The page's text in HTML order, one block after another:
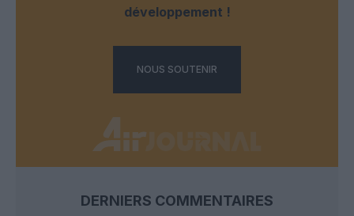
développement !
NOUS SOUTENIR
DERNIERS COMMENTAIRES